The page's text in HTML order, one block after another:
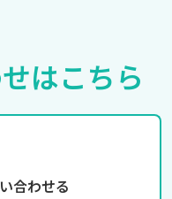
はこちら
合わせる